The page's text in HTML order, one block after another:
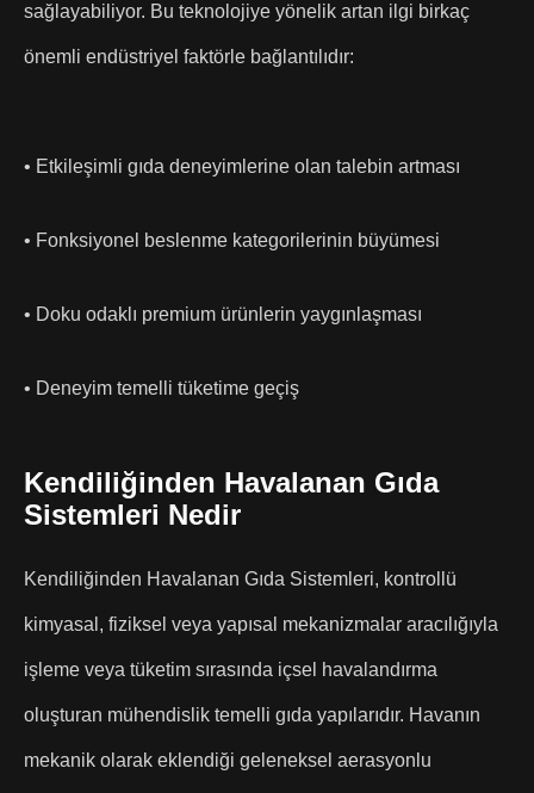
sağlayabiliyor. Bu teknolojiye yönelik artan ilgi birkaç
önemli endüstriyel faktörle bağlantılıdır:
• Etkileşimli gıda deneyimlerine olan talebin artması
• Fonksiyonel beslenme kategorilerinin büyümesi
• Doku odaklı premium ürünlerin yaygınlaşması
• Deneyim temelli tüketime geçiş
Kendiliğinden Havalanan Gıda
Sistemleri Nedir
Kendiliğinden Havalanan Gıda Sistemleri, kontrollü
kimyasal, fiziksel veya yapısal mekanizmalar aracılığıyla
işleme veya tüketim sırasında içsel havalandırma
oluşturan mühendislik temelli gıda yapılarıdır. Havanın
mekanik olarak eklendiği geleneksel aerasyonlu